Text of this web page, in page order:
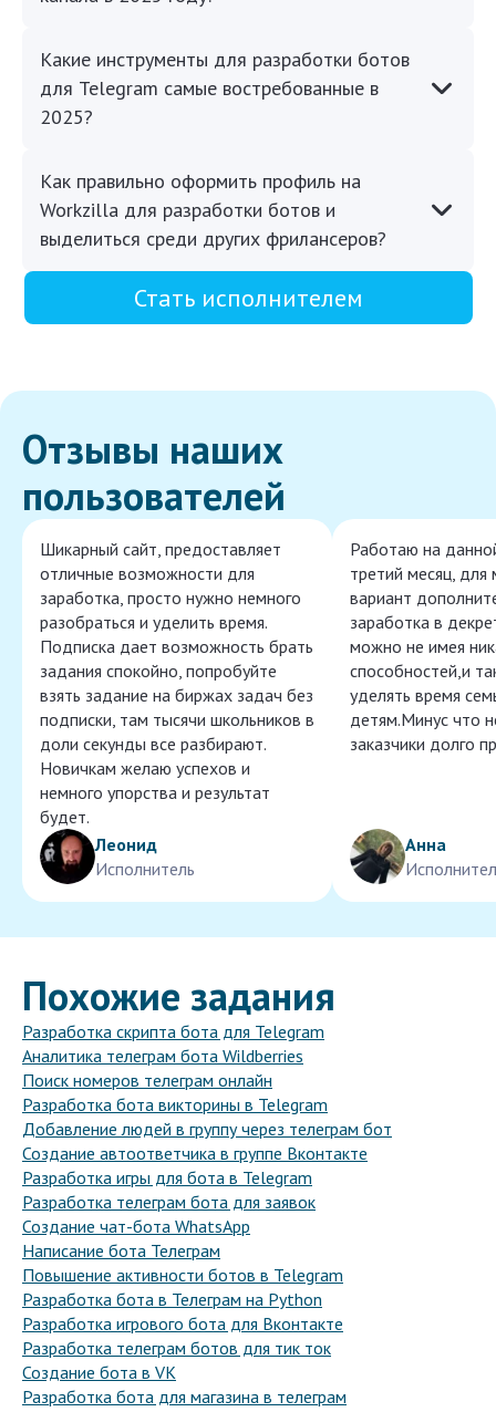
Какие инструменты для разработки ботов
для Telegram самые востребованные в
2025?
Как правильно оформить профиль на
Workzilla для разработки ботов и
выделиться среди других фрилансеров?
Стать исполнителем
Отзывы наших
пользователей
Шикарный сайт, предоставляет
отличные возможности для
заработка, просто нужно немного
разобраться и уделить время.
Подписка дает возможность брать
задания спокойно, попробуйте
взять задание на биржах задач без
подписки, там тысячи школьников в
доли секунды все разбирают.
Новичкам желаю успехов и
немного упорства и результат
будет.
Леонид
Исполнитель
Работаю на
третий месяц, для
вариант
заработка в
можно не имея
способностей,и
уделять время
детям.Минус что
заказчики долго
Анна
Похожие задания
Разработка скрипта бота для Telegram
Аналитика телеграм бота Wildberries
Поиск номеров телеграм онлайн
Разработка бота викторины в Telegram
Добавление людей в группу через телеграм бот
Создание автоответчика в группе Вконтакте
Разработка игры для бота в Telegram
Разработка телеграм бота для заявок
Создание чат-бота WhatsApp
Написание бота Телеграм
Повышение активности ботов в Telegram
Разработка бота в Телеграм на Python
Разработка игрового бота для Вконтакте
Разработка телеграм ботов для тик ток
Создание бота в VK
Разработка бота для магазина в телеграм